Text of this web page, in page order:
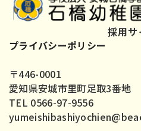
採用サ
プライバシーポリシー
〒446-0001
愛知県安城市里町足取3番地
TEL 0566-97-9556